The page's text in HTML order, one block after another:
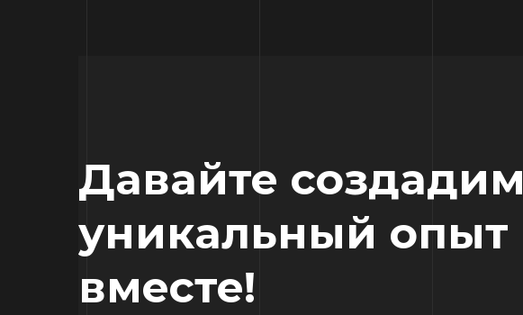
Давайте создадим
уникальный опыт
вместе!